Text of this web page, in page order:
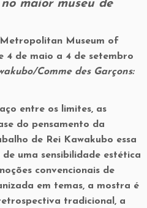
maior museu de
Museum of
4 de maio a 4 de setembro
Comme des Garçons:
entre os limites, as
do pensamento da
de Rei Kawakubo essa
uma sensibilidade estética
convencionais de
em temas, a mostra é
tradicional, a